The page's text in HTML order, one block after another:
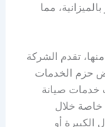
مما
تقدم الشركة
حزم الخدمات
خدمات صيانة
خاصة خلال
الكبيرة أو